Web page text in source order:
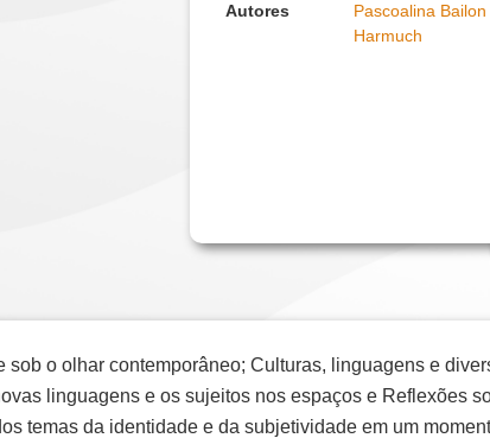
Autores
Pascoalina
Harmuch
o olhar contemporâneo; Culturas, linguagens e
linguagens e os sujeitos nos espaços e Reflexões
temas da identidade e da subjetividade em um